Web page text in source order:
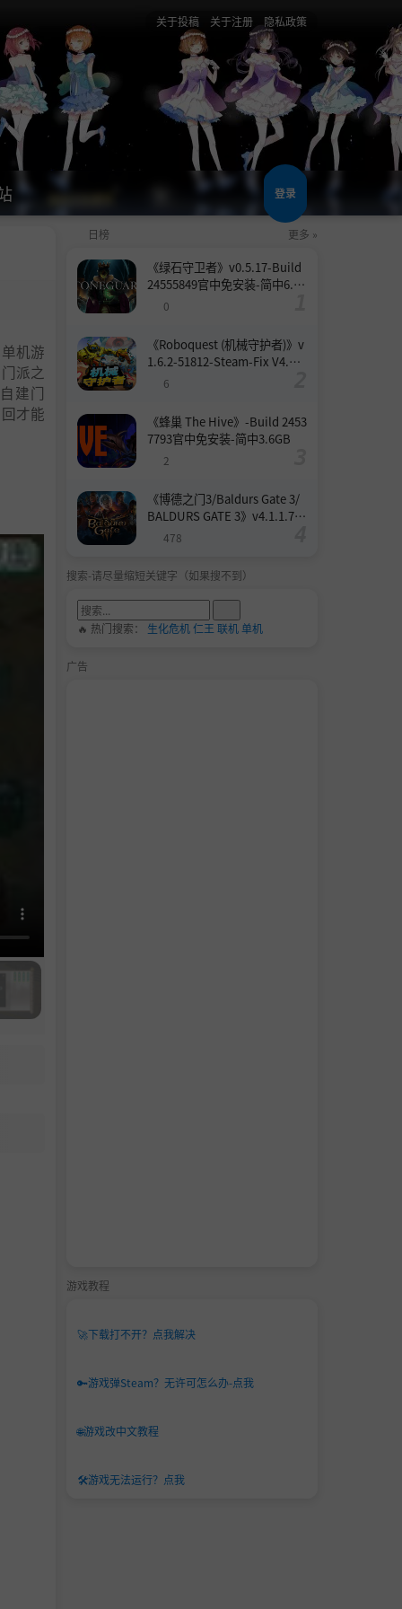
关于投稿 关于注册 隐私政策
登录
机游
派之
建门
才能
日榜 更多 »
《绿石守卫者》v0.5.17-Build
24555849官中免安装-简中6.6
0
《Roboquest (机械守护者)》v
1.6.2-51812-Steam-Fix V4.联
机版官中简体
6
《蜂巢 The Hive》-Build 2453
7793官中免安装-简中3.6GB
2
《博德之门3/Baldurs Gate 3/
BALDURS GATE 3》v4.1.1.739
8727-Build 24532579官中免安
478
搜索-请尽量缩短关键字（如果搜不到）
🔥 热门搜索： 生化危机仁王 联机单机
广告
游戏教程
🚀下载打不开？点我解决
🔑游戏弹Steam？无许可怎么办-点我
🌐游戏改中文教程
🛠️游戏无法运行？点我